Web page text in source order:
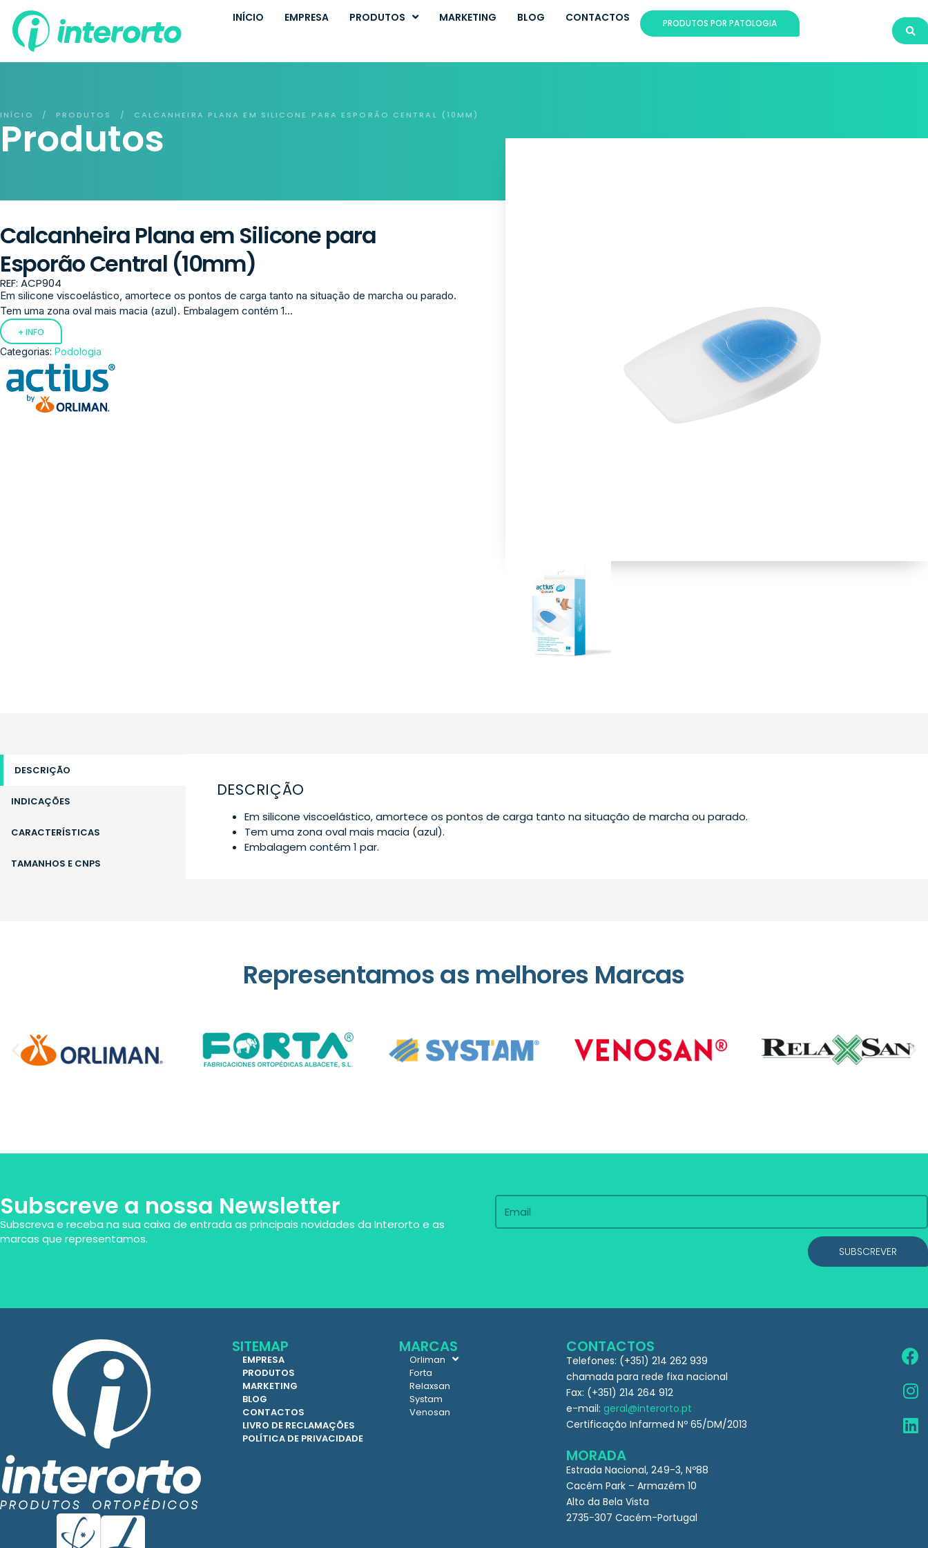
INÍCIO EMPRESA PRODUTOS MARKETING BLOG CONTACTOS PRODUTOS POR PATOLOGIA
INÍCIO / PRODUTOS / CALCANHEIRA PLANA EM SILICONE PARA ESPORÃO CENTRAL (10MM)
Produtos
Calcanheira Plana em Silicone para
Esporão Central (10mm)
REF: ACP904
Em silicone viscoelástico, amortece os pontos de carga tanto na situação de marcha ou parado.
Tem uma zona oval mais macia (azul). Embalagem contém 1...
+ INFO
Categorias: Podologia
DESCRIÇÃO
INDICAÇÕES
CARACTERÍSTICAS
TAMANHOS E CNPS
DESCRIÇÃO
Em silicone viscoelástico, amortece os pontos de carga tanto na situação de marcha ou parado.
Tem uma zona oval mais macia (azul).
Embalagem contém 1 par.
Representamos as melhores Marcas
Subscreve a nossa Newsletter
Subscreva e receba na sua caixa de entrada as principais novidades da Interorto e as
marcas que representamos.
SUBSCREVER
SITEMAP
EMPRESA
PRODUTOS
MARKETING
BLOG
CONTACTOS
LIVRO DE RECLAMAÇÕES
POLÍTICA DE PRIVACIDADE
MARCAS
Orliman
Forta
Relaxsan
Systam
Venosan
CONTACTOS
Telefones: (+351) 214 262 939
chamada para rede fixa nacional
Fax: (+351) 214 264 912
e-mail: geral@interorto.pt
Certificação Infarmed Nº 65/DM/2013
MORADA
Estrada Nacional, 249-3, Nº88
Cacém Park – Armazém 10
Alto da Bela Vista
2735-307 Cacém-Portugal